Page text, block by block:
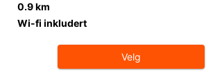
0.9 km
Wi-fi inkludert
Velg